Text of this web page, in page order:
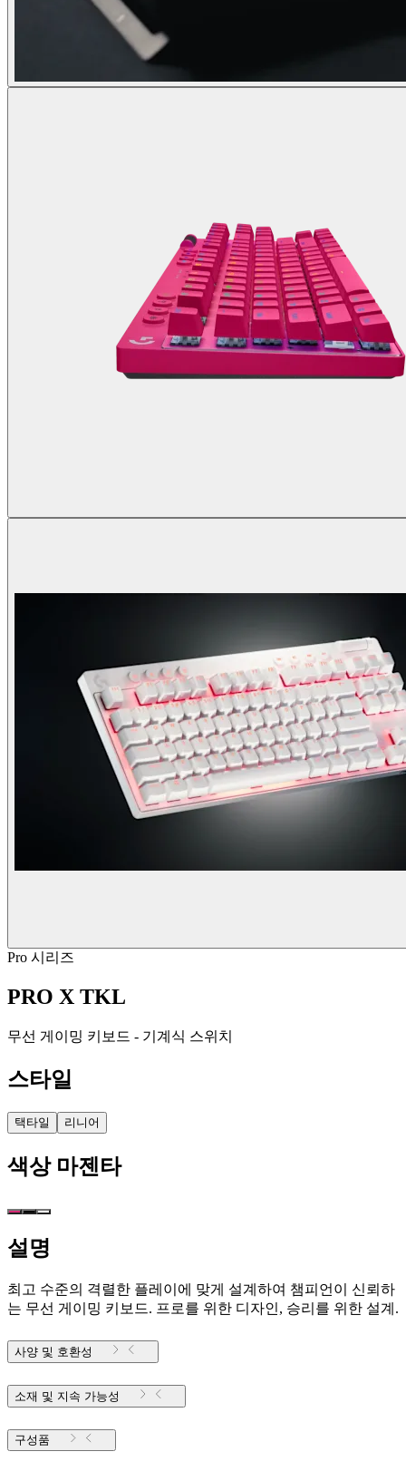
Pro 시리즈
PRO X TKL
무선 게이밍 키보드 - 기계식 스위치
스타일
택타일 리니어
색상 마젠타
설명
최고 수준의 격렬한 플레이에 맞게 설계하여 챔피언이 신뢰하
는 무선 게이밍 키보드. 프로를 위한 디자인, 승리를 위한 설계.
사양 및 호환성
소재 및 지속 가능성
구성품